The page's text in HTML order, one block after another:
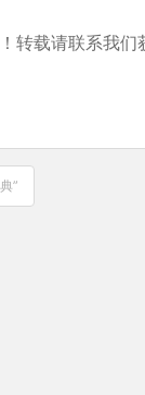
转载请联系我们
”